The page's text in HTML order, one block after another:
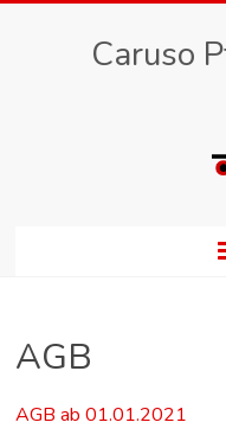
Caruso
AGB
AGB ab 01.01.2021